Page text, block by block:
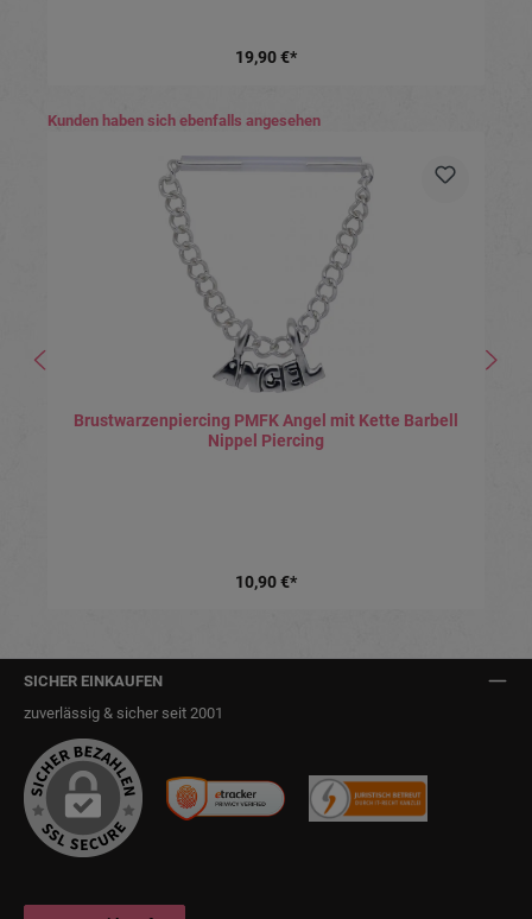
19,90 €*
Produktgalerie überspringen
Kunden haben sich ebenfalls angesehen
Brustwarzenpiercing PMFK Angel mit Kette Barbell
Nippel Piercing
10,90 €*
SICHER EINKAUFEN
zuverlässig & sicher seit 2001